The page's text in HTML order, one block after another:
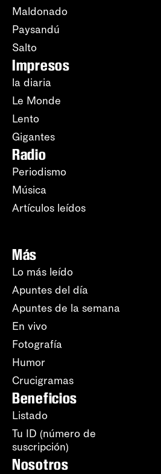
Maldonado
Paysandú
Salto
Impresos
la diaria
Le Monde
Lento
Gigantes
Radio
Periodismo
Música
Artículos leídos
Más
Lo más leído
Apuntes del día
Apuntes de la semana
En vivo
Fotografía
Humor
Crucigramas
Beneficios
Listado
Tu ID (número de
suscripción)
Nosotros